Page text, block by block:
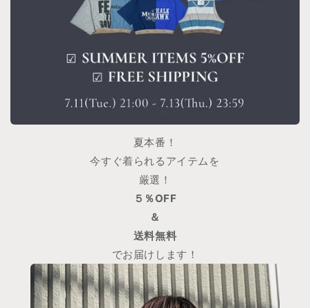
夏本番！
今すぐ着られるアイテムを
厳選！
５％OFF
＆
送料無料
でお届けします！